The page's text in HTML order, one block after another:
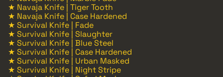
★ Navaja Knife | Tiger Tooth
★ Navaja Knife | Case Hardened
★ Survival Knife | Fade
★ Survival Knife | Slaughter
★ Survival Knife | Blue Steel
★ Survival Knife | Case Hardened
★ Survival Knife | Urban Masked
★ Survival Knife | Night Stripe